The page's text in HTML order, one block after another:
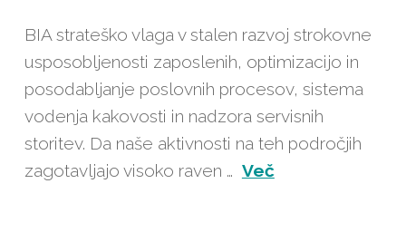
BIA strateško vlaga v stalen razvoj strokovne
usposobljenosti zaposlenih, optimizacijo in
posodabljanje poslovnih procesov, sistema
vodenja kakovosti in nadzora servisnih
storitev. Da naše aktivnosti na teh področjih
zagotavljajo visoko raven … Več